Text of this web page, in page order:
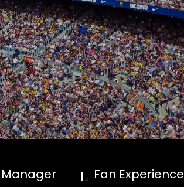
Manager
Fan Experience